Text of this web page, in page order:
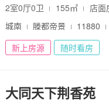
2室0厅0卫 155㎡ 店面
城南
滕都帝景 11880
新上房源
随时看房
大同天下荆香苑